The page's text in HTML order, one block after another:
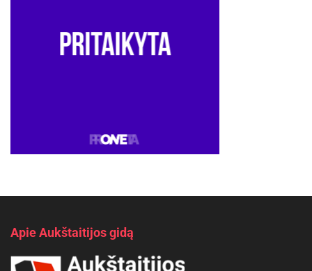
Apie Aukštaitijos gidą